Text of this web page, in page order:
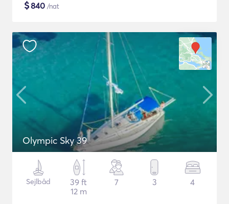
$840 /nat
Olympic Sky 39
Sejlbåd
39 ft
12 m
7 3 4